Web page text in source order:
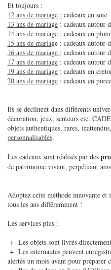
Et toujours :
12 ans de mariage : cadeaux en soie
13 ans de mariage : cadeaux autour
14 ans de mariage : cadeaux en
15 ans de mariage : cadeaux autour
16 ans de mariage : cadeaux autour
17 ans de mariage : cadeaux autour
19 ans de mariage : cadeaux en
20 ans de mariage : cadeaux en
Ils se déclinent dans différents
décoration, jeux, senteurs etc.
objets authentiques, rares,
personnalisables.
Les cadeaux sont réalisés par des
de patrimoine vivant, perpétuant
Adoptez cette méthode innovante
tous les ans différemment !
Les services plus :
+ Les objets sont livrés
+ Les internautes peuvent
alertés un mois avant pour préparer